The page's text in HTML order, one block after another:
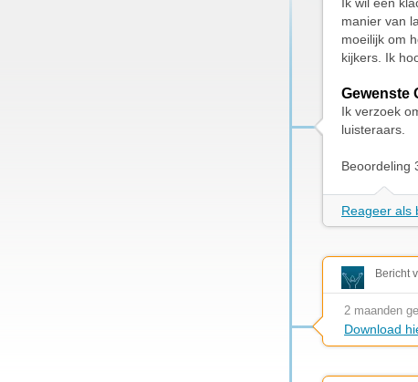
manier van
moeilijk om
kijkers. Ik
Gewenste
Ik verzoek
luisteraars.
Beoordeling
Reageer als
Bericht
2 maanden
Download